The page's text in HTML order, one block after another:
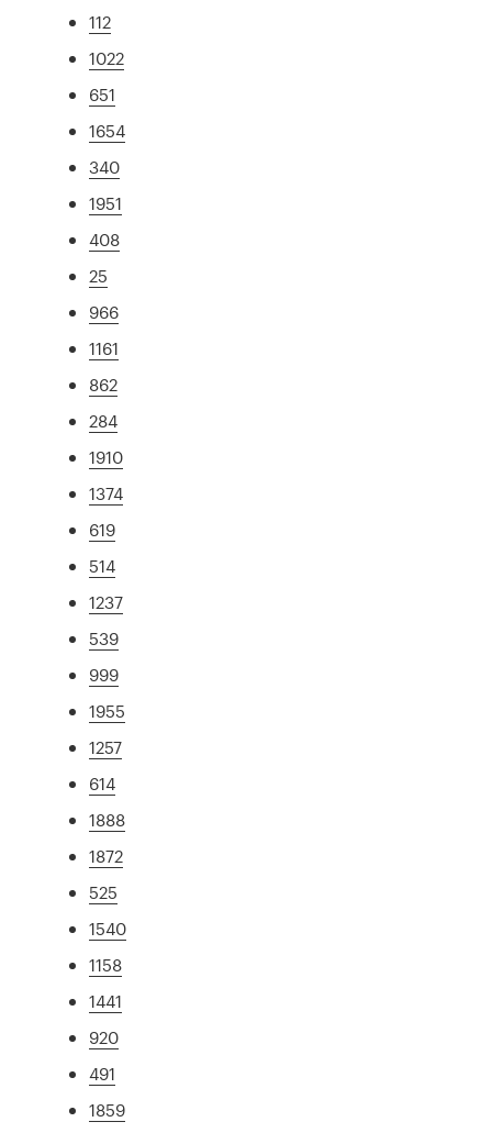
112
1022
651
1654
340
1951
408
25
966
1161
862
284
1910
1374
619
514
1237
539
999
1955
1257
614
1888
1872
525
1540
1158
1441
920
491
1859